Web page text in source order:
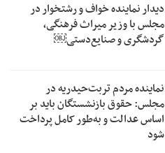
دیدار نماینده خواف و رشتخوار در
مجلس با وزیر میراث فرهنگی،
گردشگری و صنایع‌دستی￼
نماینده مردم تربت‌حیدریه در
مجلس: حقوق بازنشستگان باید بر
اساس عدالت و به‌طور کامل پرداخت
شود